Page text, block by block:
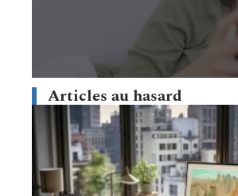
Articles au hasard